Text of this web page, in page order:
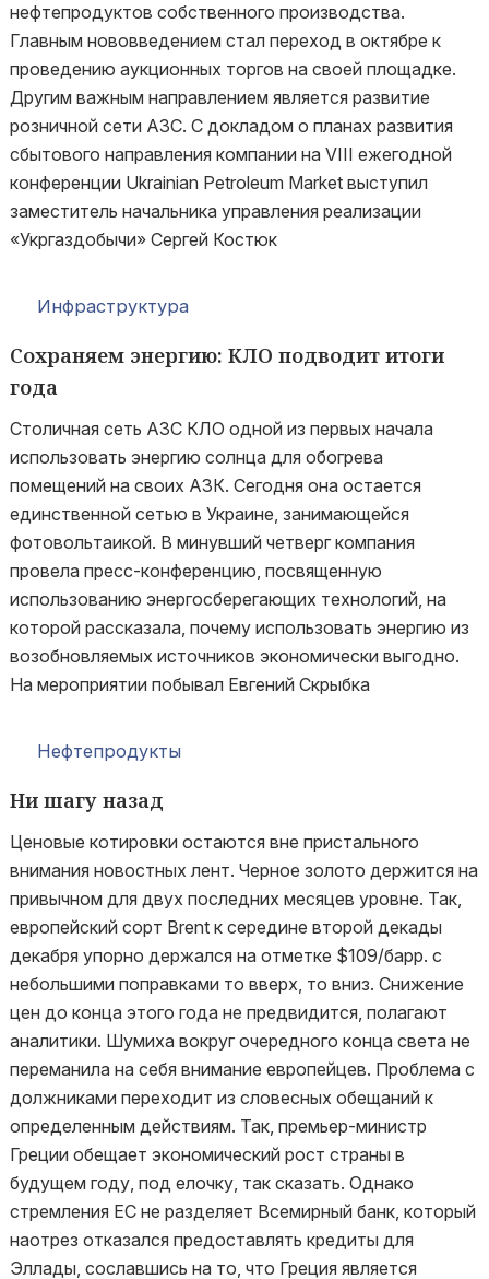
нефтепродуктов собственного производства.
Главным нововведением стал переход в октябре к
проведению аукционных торгов на своей площадке.
Другим важным направлением является развитие
розничной сети АЗС. С докладом о планах развития
сбытового направления компании на VIII ежегодной
конференции Ukrainian Petroleum Market выступил
заместитель начальника управления реализации
«Укргаздобычи» Сергей Костюк
Инфраструктура
Сохраняем энергию: КЛО подводит итоги
года
Столичная сеть АЗС КЛО одной из первых начала
использовать энергию солнца для обогрева
помещений на своих АЗК. Сегодня она остается
единственной сетью в Украине, занимающейся
фотовольтаикой. В минувший четверг компания
провела пресс-конференцию, посвященную
использованию энергосберегающих технологий, на
которой рассказала, почему использовать энергию из
возобновляемых источников экономически выгодно.
На мероприятии побывал Евгений Скрыбка
Нефтепродукты
Ни шагу назад
Ценовые котировки остаются вне пристального
внимания новостных лент. Черное золото держится на
привычном для двух последних месяцев уровне. Так,
европейский сорт Brent к середине второй декады
декабря упорно держался на отметке $109/барр. с
небольшими поправками то вверх, то вниз. Снижение
цен до конца этого года не предвидится, полагают
аналитики. Шумиха вокруг очередного конца света не
переманила на себя внимание европейцев. Проблема с
должниками переходит из словесных обещаний к
определенным действиям. Так, премьер-министр
Греции обещает экономический рост страны в
будущем году, под елочку, так сказать. Однако
стремления ЕС не разделяет Всемирный банк, который
наотрез отказался предоставлять кредиты для
Эллады, сославшись на то, что Греция является